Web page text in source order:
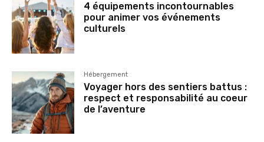
4 équipements incontournables
pour animer vos événements
culturels
Hébergement
Voyager hors des sentiers battus :
respect et responsabilité au coeur
de l’aventure